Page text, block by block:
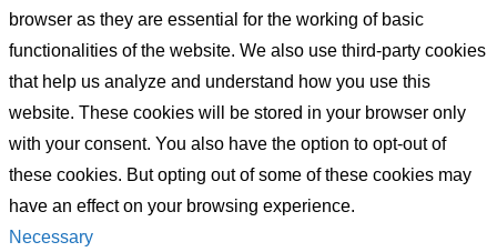
browser as they are essential for the working of basic
functionalities of the website. We also use third-party cookies
that help us analyze and understand how you use this
website. These cookies will be stored in your browser only
with your consent. You also have the option to opt-out of
these cookies. But opting out of some of these cookies may
have an effect on your browsing experience.
Necessary